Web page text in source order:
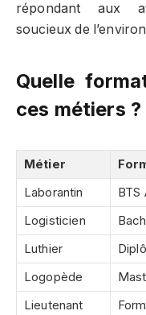
répondant aux
soucieux de
Quelle
ces métiers ?
Métier
Laborantin
BTS
Logisticien
Luthier
Logopède
Lieutenant